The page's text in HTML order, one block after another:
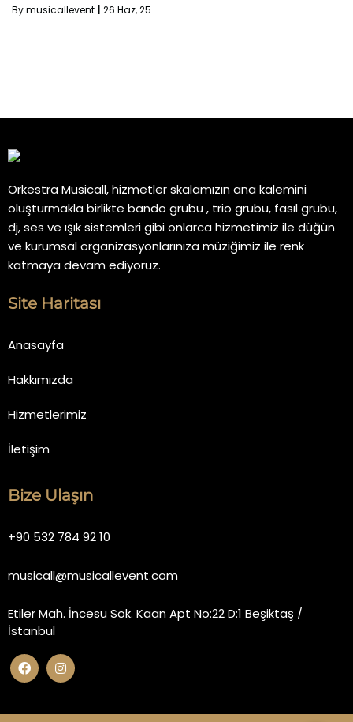
Bymusicallevent 26 Haz, 25
Orkestra Musicall, hizmetler skalamızın ana kalemini
oluşturmakla birlikte bando grubu , trio grubu, fasıl grubu,
dj, ses ve ışık sistemleri gibi onlarca hizmetimiz ile düğün
ve kurumsal organizasyonlarınıza müziğimiz ile renk
katmaya devam ediyoruz.
Site Haritası
Anasayfa
Hakkımızda
Hizmetlerimiz
İletişim
Bize Ulaşın
+90 532 784 92 10
musicall@musicallevent.com
Etiler Mah. İncesu Sok. Kaan Apt No:22 D:1 Beşiktaş /
İstanbul